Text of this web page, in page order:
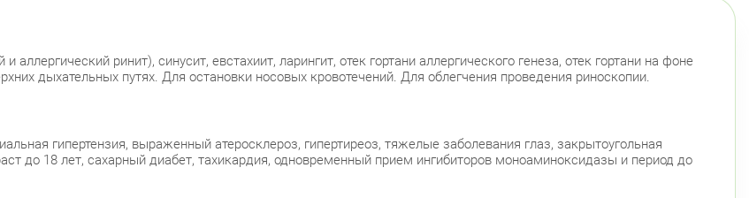
ринит), синусит, евстахиит, ларингит, отек гортани аллергического генеза, отек гортани на фоне
дыхательных путях. Для остановки носовых кровотечений. Для облегчения проведения риноскопии.
гипертензия, выраженный атеросклероз, гипертиреоз, тяжелые заболевания глаз, закрытоугольная
до 18 лет, сахарный диабет, тахикардия, одновременный прием ингибиторов моноаминоксидазы и период до